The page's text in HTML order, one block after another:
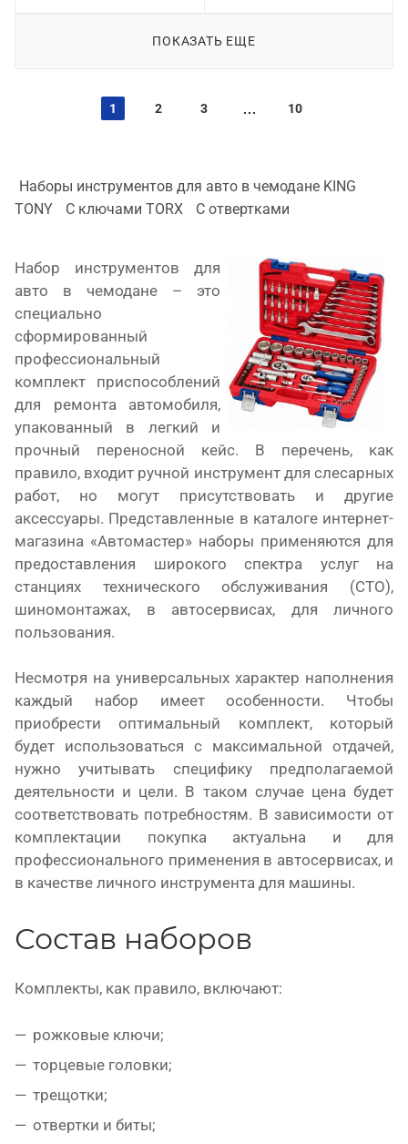
ПОКАЗАТЬ ЕЩЕ
1 2 3 10
Наборы инструментов для авто в чемодане KING
TONY
С ключами TORX С отвертками
Набор инструментов для
авто в чемодане – это
специально
сформированный
профессиональный
комплект приспособлений
для ремонта автомобиля,
упакованный в легкий и
прочный переносной кейс. В перечень, как
правило, входит ручной инструмент для слесарных
работ, но могут присутствовать и другие
аксессуары. Представленные в каталоге интернет-
магазина «Автомастер» наборы применяются для
предоставления широкого спектра услуг на
станциях технического обслуживания (СТО),
шиномонтажах, в автосервисах, для личного
пользования.
Несмотря на универсальных характер наполнения
каждый набор имеет особенности. Чтобы
приобрести оптимальный комплект, который
будет использоваться с максимальной отдачей,
нужно учитывать специфику предполагаемой
деятельности и цели. В таком случае цена будет
соответствовать потребностям. В зависимости от
комплектации покупка актуальна и для
профессионального применения в автосервисах, и
в качестве личного инструмента для машины.
Состав наборов
Комплекты, как правило, включают:
рожковые ключи;
торцевые головки;
трещотки;
отвертки и биты;